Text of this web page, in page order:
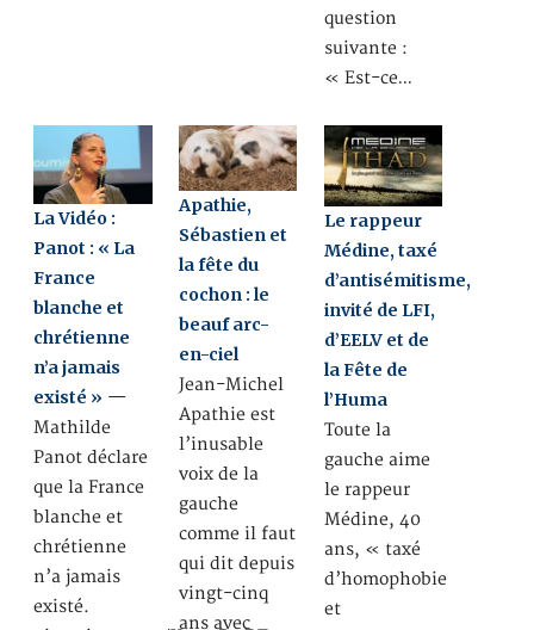
question
suivante :
« Est-ce…
La Vidéo :
Panot : « La
France
blanche et
chrétienne
n’a jamais
existé » —
Mathilde
Panot déclare
que la France
blanche et
chrétienne
n’a jamais
existé.
Apathie,
Sébastien et
la fête du
cochon : le
beauf arc-
en-ciel
Jean-Michel
Apathie est
l’inusable
voix de la
gauche
comme il faut
qui dit depuis
vingt-cinq
ans avec
Le rappeur
Médine, taxé
d’antisémitisme,
invité de LFI,
d’EELV et de
la Fête de
l’Huma
Toute la
gauche aime
le rappeur
Médine, 40
ans, « taxé
d’homophobie
et